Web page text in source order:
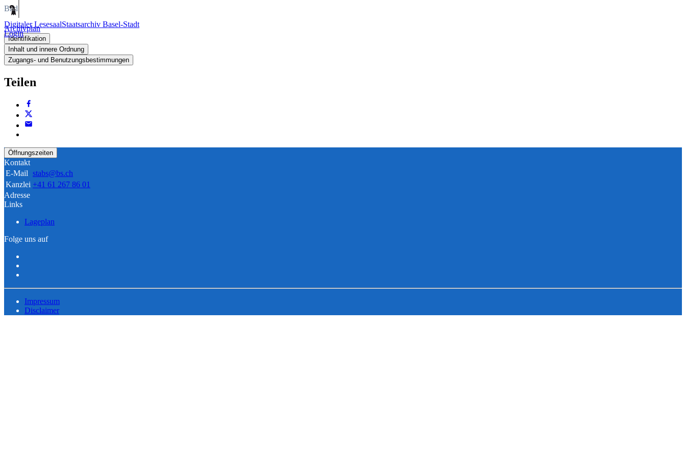
Digitaler LesesaalStaatsarchiv Basel-Stadt
Login
Bild
Archivplan
Identifikation
Inhalt und innere Ordnung
Zugangs- und Benutzungsbestimmungen
Teilen
Öffnungszeiten
Kontakt
E-Mail stabs@bs.ch
Kanzlei +41 61 267 86 01
Adresse
Links
Lageplan
Folge uns auf
Impressum
Disclaimer